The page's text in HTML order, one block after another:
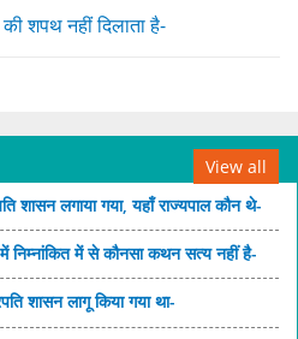
शपथ नहीं दिलाता है-
View all
शासन लगाया गया, यहाँ राज्यपाल कौन थे-
निम्नांकित में से कौनसा कथन सत्य नहीं है-
शासन लागू किया गया था-